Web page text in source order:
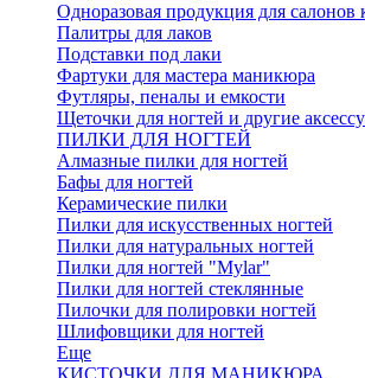
Одноразовая продукция для салонов
Палитры для лаков
Подставки под лаки
Фартуки для мастера маникюра
Футляры, пеналы и емкости
Щеточки для ногтей и другие
ПИЛКИ ДЛЯ НОГТЕЙ
Алмазные пилки для ногтей
Бафы для ногтей
Керамические пилки
Пилки для искусственных ногтей
Пилки для натуральных ногтей
Пилки для ногтей "Mylar"
Пилки для ногтей стеклянные
Пилочки для полировки ногтей
Шлифовщики для ногтей
Еще
КИСТОЧКИ ДЛЯ МАНИКЮРА